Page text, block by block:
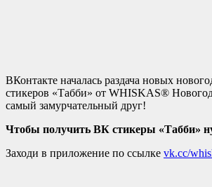
ВКонтакте началась раздача новых
стикеров «Табби» от WHISKAS®
самый замурчательный друг!
Чтобы получить ВК стикеры «Табби»
Заходи в приложение по ссылке vk.cc/